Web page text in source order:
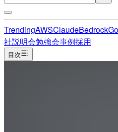
TrendingAWSClaudeBedrock
社説明会勉強会事例採用
目次